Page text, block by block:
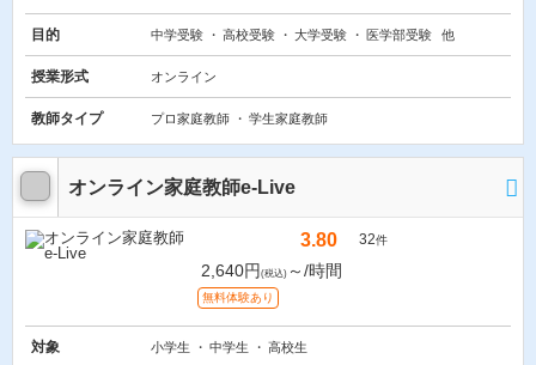
目的 中学受験 高校受験 大学受験 医学部受験 他
授業形式 オンライン
教師タイプ プロ家庭教師 学生家庭教師
オンライン家庭教師e-Live
3.80 32件
2,640円 (税込) ～/時間
無料体験あり
対象 小学生 中学生 高校生